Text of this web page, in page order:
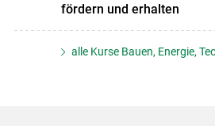
fördern und erhalten
alle Kurse Bauen, Energie,